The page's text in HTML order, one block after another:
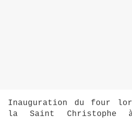
Inauguration du four
la Saint